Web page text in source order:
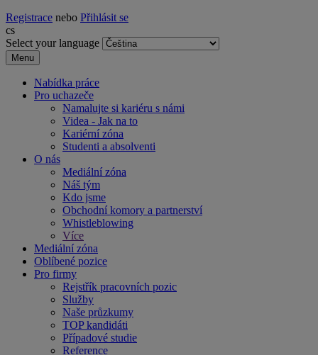
Registrace nebo Přihlásit se
cs
Select your language
Menu
Nabídka práce
Pro uchazeče
Namalujte si kariéru s námi
Videa - Jak na to
Kariérní zóna
Studenti a absolventi
O nás
Mediální zóna
Náš tým
Kdo jsme
Obchodní komory a partnerství
Whistleblowing
Více
Mediální zóna
Oblíbené pozice
Pro firmy
Rejstřík pracovních pozic
Služby
Naše průzkumy
TOP kandidáti
Případové studie
Reference